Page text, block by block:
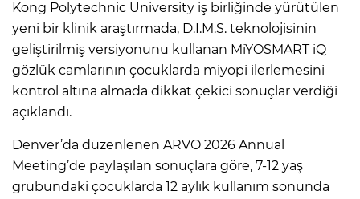
Kong Polytechnic University iş birliğinde yürütülen
yeni bir klinik araştırmada, D.I.M.S. teknolojisinin
geliştirilmiş versiyonunu kullanan MiYOSMART iQ
gözlük camlarının çocuklarda miyopi ilerlemesini
kontrol altına almada dikkat çekici sonuçlar verdiği
açıklandı.
Denver’da düzenlenen ARVO 2026 Annual
Meeting’de paylaşılan sonuçlara göre, 7-12 yaş
grubundaki çocuklarda 12 aylık kullanım sonunda